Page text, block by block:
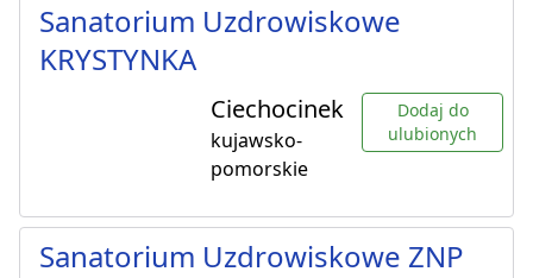
Sanatorium Uzdrowiskowe
KRYSTYNKA
Ciechocinek
kujawsko-
pomorskie
Dodaj do
ulubionych
Sanatorium Uzdrowiskowe ZNP